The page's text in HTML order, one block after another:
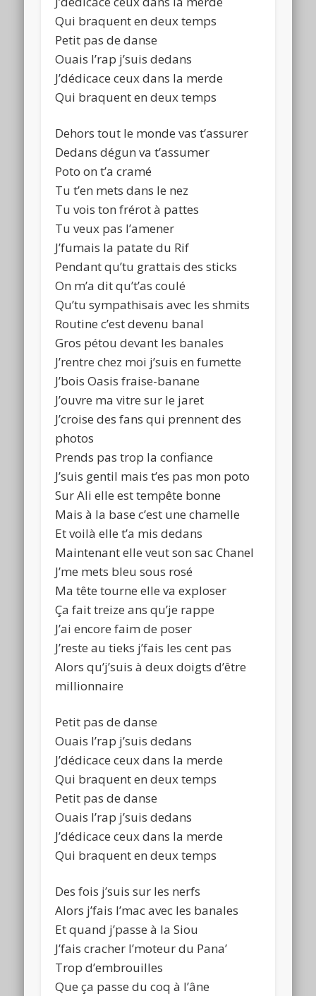
Qui braquent en deux temps
Petit pas de danse
Ouais l’rap j’suis dedans
J’dédicace ceux dans la merde
Qui braquent en deux temps
Dehors tout le monde vas t’assurer
Dedans dégun va t’assumer
Poto on t’a cramé
Tu t’en mets dans le nez
Tu vois ton frérot à pattes
Tu veux pas l’amener
J’fumais la patate du Rif
Pendant qu’tu grattais des sticks
On m’a dit qu’t’as coulé
Qu’tu sympathisais avec les shmits
Routine c’est devenu banal
Gros pétou devant les banales
J’rentre chez moi j’suis en fumette
J’bois Oasis fraise-banane
J’ouvre ma vitre sur le jaret
J’croise des fans qui prennent des
photos
Prends pas trop la confiance
J’suis gentil mais t’es pas mon poto
Sur Ali elle est tempête bonne
Mais à la base c’est une chamelle
Et voilà elle t’a mis dedans
Maintenant elle veut son sac Chanel
J’me mets bleu sous rosé
Ma tête tourne elle va exploser
Ça fait treize ans qu’je rappe
J’ai encore faim de poser
J’reste au tieks j’fais les cent pas
Alors qu’j’suis à deux doigts d’être
millionnaire
Petit pas de danse
Ouais l’rap j’suis dedans
J’dédicace ceux dans la merde
Qui braquent en deux temps
Petit pas de danse
Ouais l’rap j’suis dedans
J’dédicace ceux dans la merde
Qui braquent en deux temps
Des fois j’suis sur les nerfs
Alors j’fais l’mac avec les banales
Et quand j’passe à la Siou
J’fais cracher l’moteur du Pana’
Trop d’embrouilles
Que ça passe du coq à l’âne